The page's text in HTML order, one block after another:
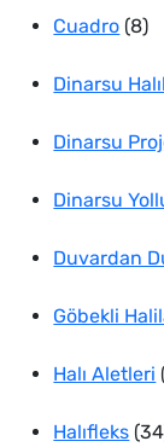
Cuadro 88
Dinarsu
Dinarsu
Dinarsu
Duvardan
Göbekli
Halı Aletleri
Halıfleks 34